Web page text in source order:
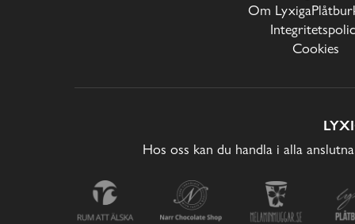
Om
Cookies
Hos oss kan du handla i alla